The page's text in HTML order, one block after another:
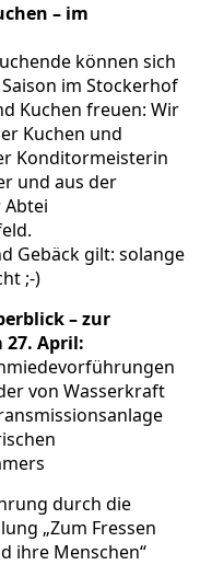
– im
können sich
im Stockerhof
Kuchen freuen: Wir
Kuchen und
Konditormeisterin
und aus der
Abtei
Gebäck gilt: solange
;-)
– zur
27. April:
von Wasserkraft
durch die
„Zum Fressen
ihre Menschen“